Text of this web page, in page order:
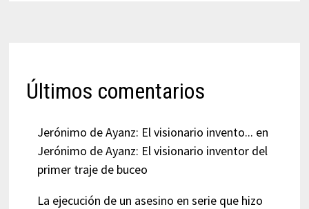
Últimos comentarios
Jerónimo de Ayanz: El visionario invento... en
Jerónimo de Ayanz: El visionario inventor del
primer traje de buceo
La ejecución de un asesino en serie que hizo